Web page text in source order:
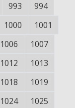
993
994
1000
1001
1006
1007
1012
1013
1018
1019
1024
1025